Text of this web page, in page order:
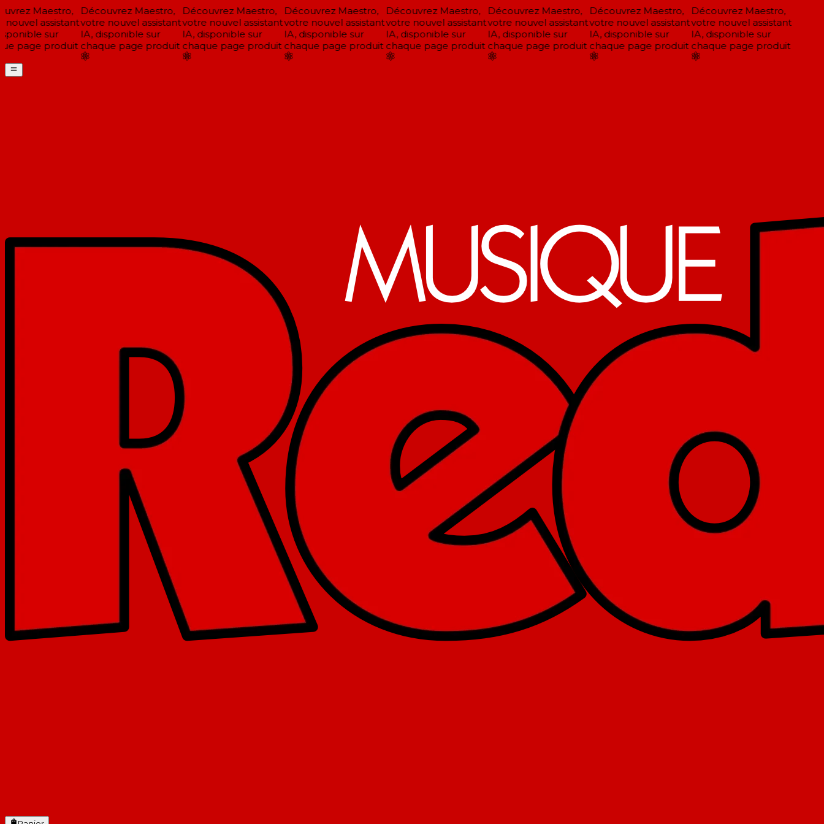
Maestro,
assistant
sur
page produit
Découvrez Maestro,
votre nouvel assistant
IA, disponible sur
chaque page produit
Découvrez Maestro,
votre nouvel assistant
IA, disponible sur
chaque page produit
Découvrez Maestro,
votre nouvel assistant
IA, disponible sur
chaque page produit
Découvrez Maestro,
votre nouvel assistant
IA, disponible sur
chaque page produit
Découvrez Maestro,
votre nouvel assistant
IA, disponible sur
chaque page produit
Découvrez Maestro,
votre nouvel assistant
IA, disponible sur
chaque page produit
Découvrez Maestro,
votre nouvel assistant
IA, disponible sur
chaque page produit